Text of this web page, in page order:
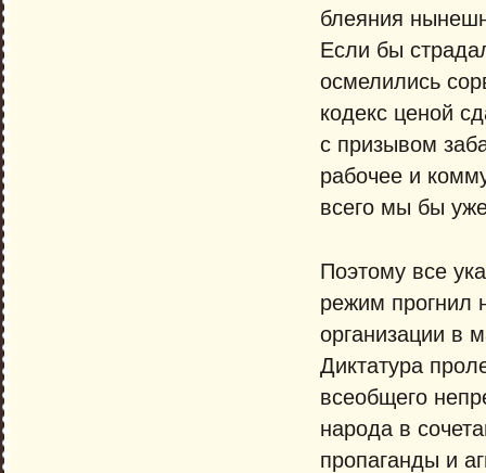
блеяния
Если бы
осмелились
кодекс ценой
с призывом
рабочее и
всего мы бы
Поэтому все
режим прогнил
организации в
Диктатура
всеобщего
народа в
пропаганды и